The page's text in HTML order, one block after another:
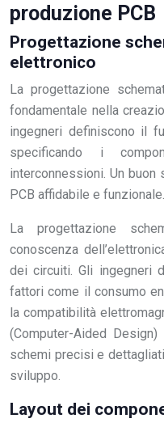
produzione PCB
Progettazione
elettronico
La progettazione
fondamentale nella
ingegneri definiscono il
specificando i
interconnessioni. Un
PCB affidabile e funzionale.
La progettazione
conoscenza
dei circuiti. Gli ingegneri
fattori come il consumo
la compatibilità
(Computer-Aided
schemi precisi e
sviluppo.
Layout dei